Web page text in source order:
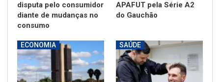
disputa pelo consumidor
diante de mudanças no
consumo
APAFUT pela Série A2
do Gauchão
ECONOMIA SAÚDE